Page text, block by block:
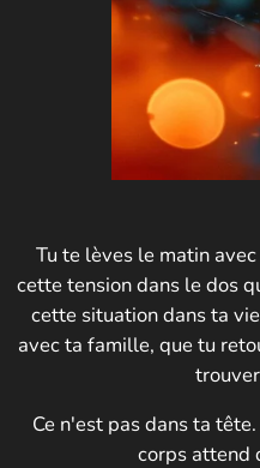
Tu te lèves le matin
cette tension dans le dos
cette situation dans ta
avec ta famille, que tu
Ce n'est pas dans ta
corps attend